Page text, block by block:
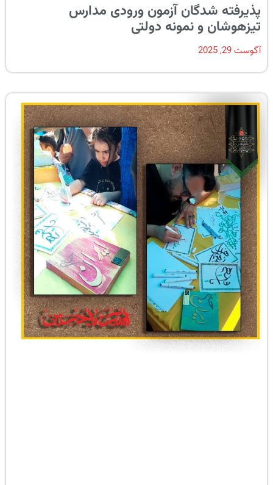
پذیرفته شدگان آزمون ورودی مدارس
تیزهوشان و نمونه دولتی
آگوست 29, 2025